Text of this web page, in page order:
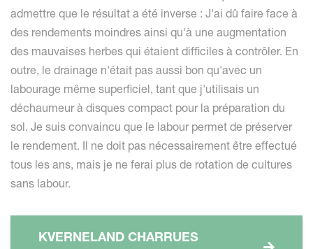
admettre que le résultat a été inverse : J'ai dû faire face à
des rendements moindres ainsi qu'à une augmentation
des mauvaises herbes qui étaient difficiles à contrôler. En
outre, le drainage n'était pas aussi bon qu'avec un
labourage même superficiel, tant que j'utilisais un
déchaumeur à disques compact pour la préparation du
sol. Je suis convaincu que le labour permet de préserver
le rendement. Il ne doit pas nécessairement être effectué
tous les ans, mais je ne ferai plus de rotation de cultures
sans labour.
KVERNELAND CHARRUES